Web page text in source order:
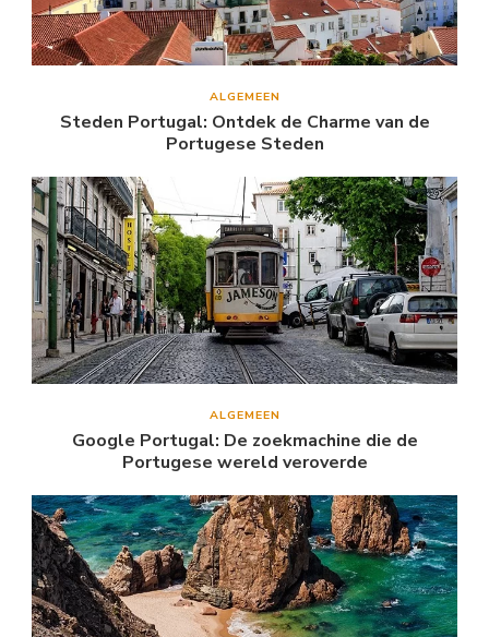
ALGEMEEN
Steden Portugal: Ontdek de Charme van de
Portugese Steden
ALGEMEEN
Google Portugal: De zoekmachine die de
Portugese wereld veroverde